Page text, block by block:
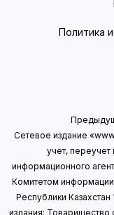
Политика
Сетевое издание
учет, переучет
информационного
Комитетом
Республики Казахстан
издания: Товарищество